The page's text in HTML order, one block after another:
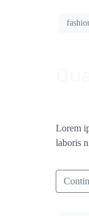
Lorem
laboris